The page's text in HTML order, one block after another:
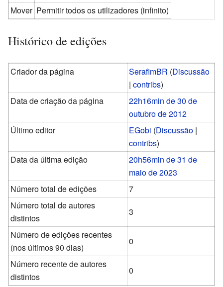
Mover Permitir todos os utilizadores (infinito)
Histórico de edições
Criador da página SerafimBR (Discussão
|contribs)
Data de criação da página
22h16min de 30 de
outubro de 2012
Último editor
EGobi (Discussão |
contribs)
Data da última edição
20h56min de 31 de
maio de 2023
Número total de edições
7
Número total de autores
distintos
3
Número de edições recentes
(nos últimos 90 dias)
0
Número recente de autores
distintos
0